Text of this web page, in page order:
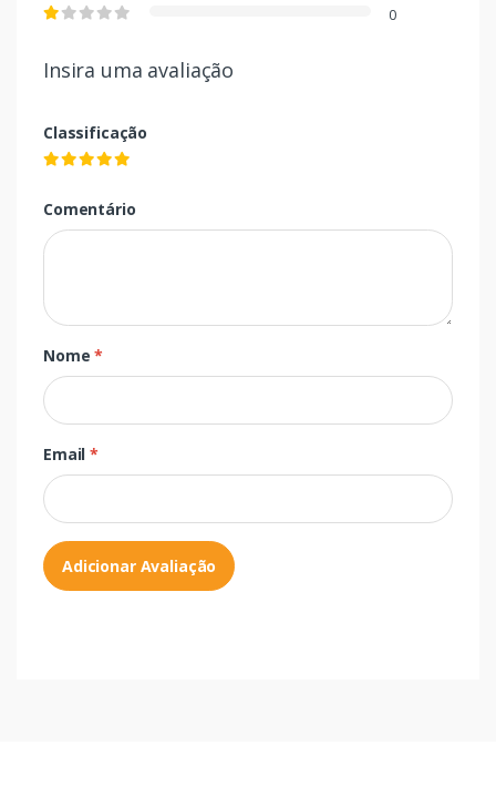
0
Insira uma avaliação
Classificação
Comentário
Nome*
Email*
Adicionar Avaliação